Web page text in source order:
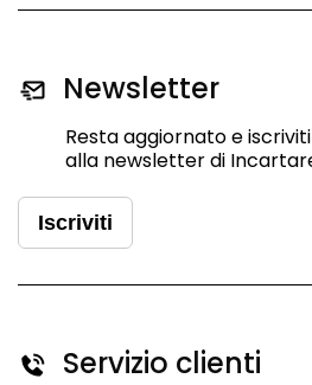
Newsletter
Resta aggiornato e iscriviti
alla newsletter di
Iscriviti
Servizio clienti